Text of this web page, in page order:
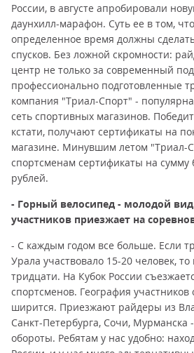
России, в августе апробировали
даунхилл-марафон. Суть ее в том,
определенное время должны
спусков. Без ложной скромности:
центр не только за современный
профессионально подготовленные
компания "Триал-Спорт" -
сеть спортивных магазинов.
кстати, получают сертификаты на
магазине. Минувшим летом "Триал-
спортсменам сертификаты на сумму
рублей.
- Горный велосипед - молодой
участников приезжает на
- С каждым годом все больше. Если
Урала участвовало 15-20 человек, то
тридцати. На Кубок России
спортсменов. География
ширится. Приезжают райдеры из
Санкт-Петербурга, Сочи, Мурманска
обороты. Ребятам у нас удобно: